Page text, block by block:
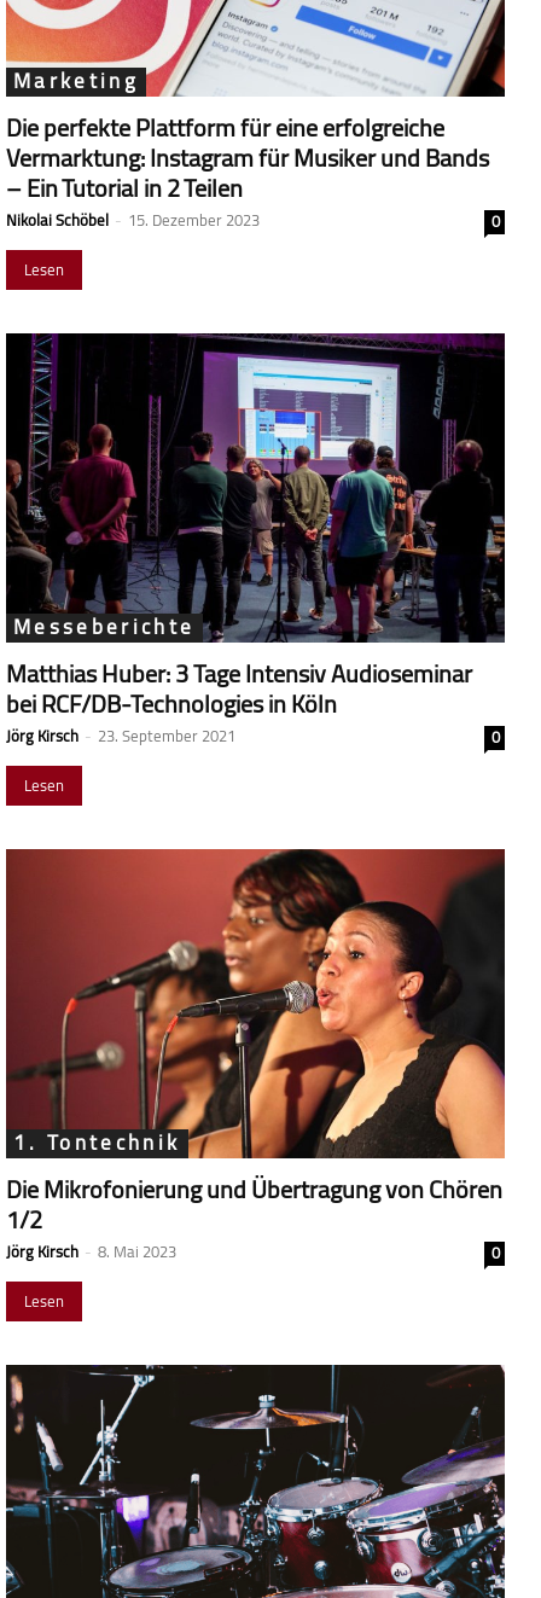
Marketing
Die perfekte Plattform für eine erfolgreiche
Vermarktung: Instagram für Musiker und Bands
– Ein Tutorial in 2 Teilen
Nikolai Schöbel - 15. Dezember 2023
0
Lesen
Messeberichte
Matthias Huber: 3 Tage Intensiv Audioseminar
bei RCF/DB-Technologies in Köln
Jörg Kirsch - 23. September 2021
0
Lesen
1. Tontechnik
Die Mikrofonierung und Übertragung von Chören
1/2
Jörg Kirsch - 8. Mai 2023
0
Lesen